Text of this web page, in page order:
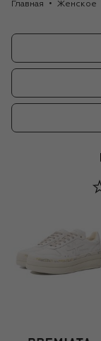
Главная Женское